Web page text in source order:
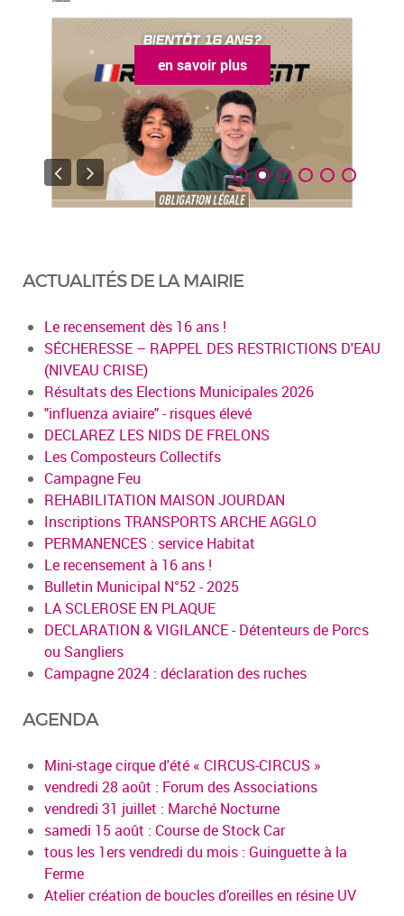
en savoir plus
ACTUALITÉS DE LA MAIRIE
Le recensement dès 16 ans !
SÉCHERESSE – RAPPEL DES RESTRICTIONS D'EAU
(NIVEAU CRISE)
Résultats des Elections Municipales 2026
"influenza aviaire" - risques élevé
DECLAREZ LES NIDS DE FRELONS
Les Composteurs Collectifs
Campagne Feu
REHABILITATION MAISON JOURDAN
Inscriptions TRANSPORTS ARCHE AGGLO
PERMANENCES : service Habitat
Le recensement à 16 ans !
Bulletin Municipal N°52 - 2025
LA SCLEROSE EN PLAQUE
DECLARATION & VIGILANCE - Détenteurs de Porcs
ou Sangliers
Campagne 2024 : déclaration des ruches
AGENDA
Mini-stage cirque d'été « CIRCUS-CIRCUS »
vendredi 28 août : Forum des Associations
vendredi 31 juillet : Marché Nocturne
samedi 15 août : Course de Stock Car
tous les 1ers vendredi du mois : Guinguette à la
Ferme
Atelier création de boucles d’oreilles en résine UV